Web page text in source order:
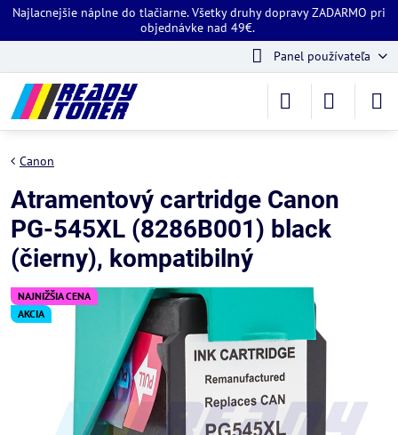
Najlacnejšie náplne do tlačiarne. Všetky druhy dopravy ZADARMO pri
objednávke nad 49€.
Panel používateľa
NAJNIŽŠIA CENA
AKCIA
Canon
Atramentový cartridge Canon
PG-545XL (8286B001) black
(čierny), kompatibilný